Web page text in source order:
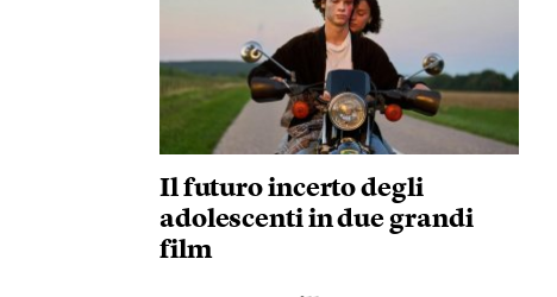
Il futuro incerto degli
adolescenti in due grandi
film